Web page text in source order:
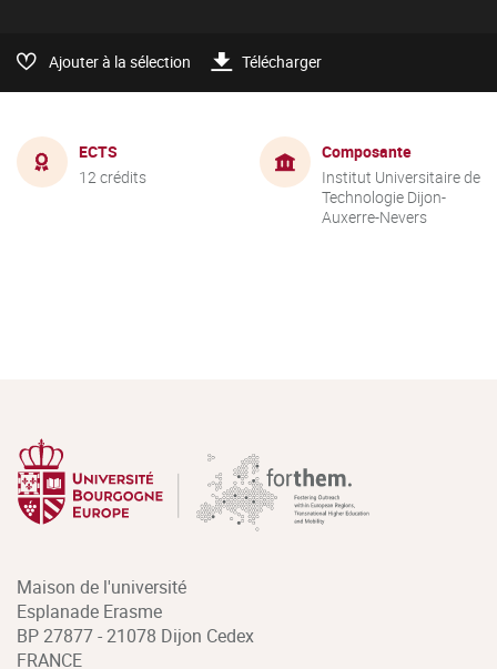
Ajouter à la sélection Télécharger
ECTS
12 crédits
Composante
Institut Universitaire de
Technologie Dijon-
Auxerre-Nevers
Maison de l'université
Esplanade Erasme
BP 27877 - 21078 Dijon Cedex
FRANCE